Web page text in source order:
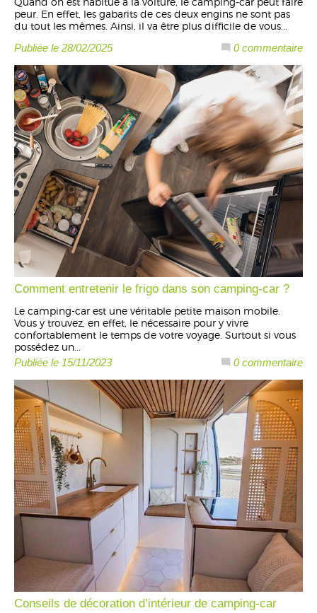
peur. En effet, les gabarits de ces deux engins ne sont pas
du tout les mêmes. Ainsi, il va être plus difficile de vous...
0 commentaire
Publiée le 28/02/2025
Comment entretenir le frigo dans son camping-car ?
Le camping-car est une véritable petite maison mobile.
Vous y trouvez, en effet, le nécessaire pour y vivre
confortablement le temps de votre voyage. Surtout si vous
possédez un...
0 commentaire
Publiée le 15/11/2023
Conseils de décoration d’intérieur de camping-car